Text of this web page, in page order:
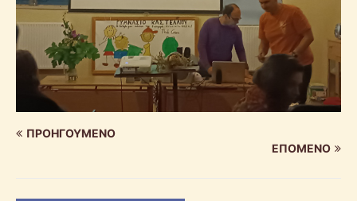
ΠΡΟΗΓΟΎΜΕΝΟ
ΕΠΌΜΕΝΟ